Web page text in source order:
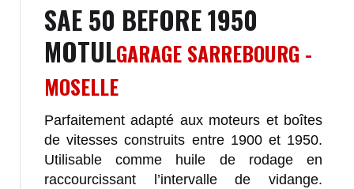
SAE 50 BEFORE 1950
MOTULGARAGE SARREBOURG -
MOSELLE
Parfaitement adapté aux moteurs et boîtes
de vitesses construits entre 1900 et 1950.
Utilisable comme huile de rodage en
raccourcissant l’intervalle de vidange.